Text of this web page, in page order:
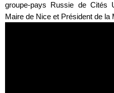
groupe-pays Russie de Cités
Maire de Nice et Président de la